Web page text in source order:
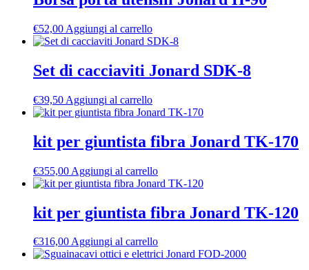
€52,00 Aggiungi al carrello
Set di cacciaviti Jonard SDK-8
€39,50 Aggiungi al carrello
kit per giuntista fibra Jonard TK-170
€355,00 Aggiungi al carrello
kit per giuntista fibra Jonard TK-120
€316,00Aggiungi al carrello